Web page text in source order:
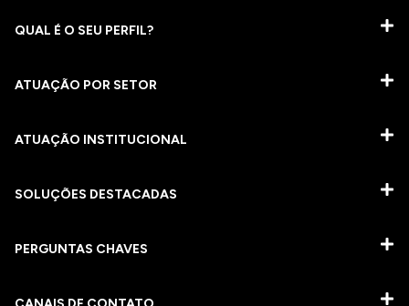
QUAL É O SEU PERFIL?
ATUAÇÃO POR SETOR
ATUAÇÃO INSTITUCIONAL
SOLUÇÕES DESTACADAS
PERGUNTAS CHAVES​